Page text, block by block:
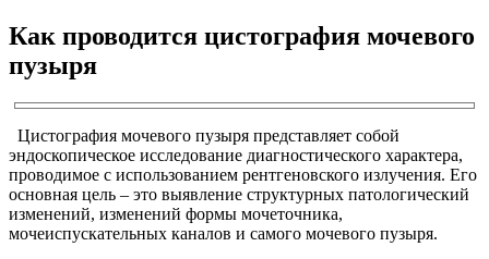
Как проводится цистография мочевого
пузыря
Цистография мочевого пузыря представляет собой
эндоскопическое исследование диагностического характера,
проводимое с использованием рентгеновского излучения. Его
основная цель – это выявление структурных патологический
изменений, изменений формы мочеточника,
мочеиспускательных каналов и самого мочевого пузыря.